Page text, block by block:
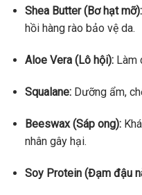
Shea Butter (Bơ hạt mỡ):
hồi hàng rào bảo vệ da.
Aloe Vera (Lô hội):Làm
Squalane:Dưỡng ẩm,
Beeswax (Sáp ong):
nhân gây hại.
Soy Protein (Đạm đậu